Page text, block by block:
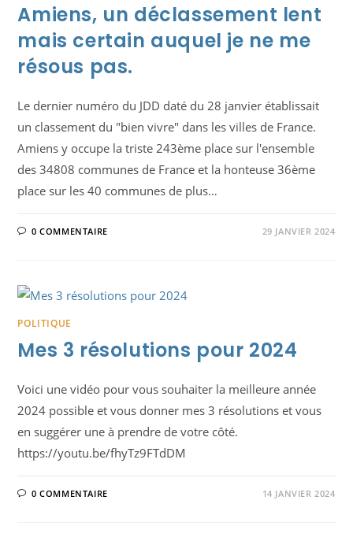
Amiens, un déclassement lent
mais certain auquel je ne me
résous pas.
Le dernier numéro du JDD daté du 28 janvier établissait
un classement du "bien vivre" dans les villes de France.
Amiens y occupe la triste 243ème place sur l'ensemble
des 34808 communes de France et la honteuse 36ème
place sur les 40 communes de plus…
0 COMMENTAIRE 29 JANVIER 2024
POLITIQUE
Mes 3 résolutions pour 2024
Voici une vidéo pour vous souhaiter la meilleure année
2024 possible et vous donner mes 3 résolutions et vous
en suggérer une à prendre de votre côté.
https://youtu.be/fhyTz9FTdDM
0 COMMENTAIRE 14 JANVIER 2024